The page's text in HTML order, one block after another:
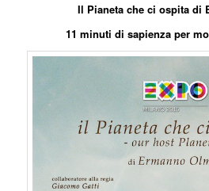
Il Pianeta che ci ospita di
11 minuti di sapienza per